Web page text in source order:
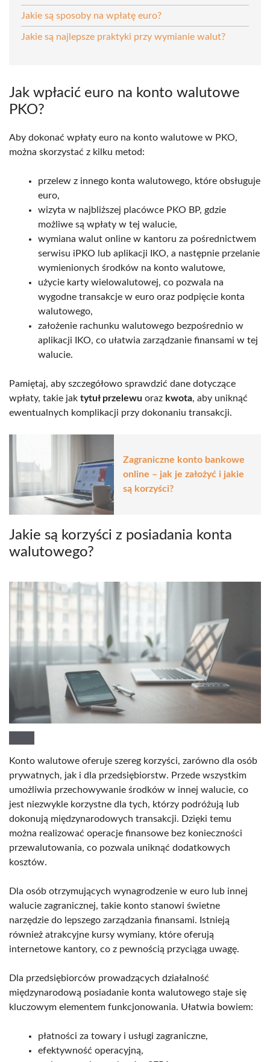
Jakie są sposoby na wpłatę euro?
Jakie są najlepsze praktyki przy wymianie walut?
Jak wpłacić euro na konto walutowe
PKO?
Aby dokonać wpłaty euro na konto walutowe w PKO,
można skorzystać z kilku metod:
przelew z innego konta walutowego, które obsługuje
euro,
wizyta w najbliższej placówce PKO BP, gdzie
możliwe są wpłaty w tej walucie,
wymiana walut online w kantoru za pośrednictwem
serwisu iPKO lub aplikacji IKO, a następnie przelanie
wymienionych środków na konto walutowe,
użycie karty wielowalutowej, co pozwala na
wygodne transakcje w euro oraz podpięcie konta
walutowego,
założenie rachunku walutowego bezpośrednio w
aplikacji IKO, co ułatwia zarządzanie finansami w tej
walucie.
Pamiętaj, aby szczegółowo sprawdzić dane dotyczące
wpłaty, takie jak tytuł przelewu oraz kwota, aby uniknąć
ewentualnych komplikacji przy dokonaniu transakcji.
Zagraniczne konto bankowe
online – jak je założyć i jakie
są korzyści?
Jakie są korzyści z posiadania konta
walutowego?
Konto walutowe oferuje szereg korzyści, zarówno dla osób
prywatnych, jak i dla przedsiębiorstw. Przede wszystkim
umożliwia przechowywanie środków w innej walucie, co
jest niezwykle korzystne dla tych, którzy podróżują lub
dokonują międzynarodowych transakcji. Dzięki temu
można realizować operacje finansowe bez konieczności
przewalutowania, co pozwala uniknąć dodatkowych
kosztów.
Dla osób otrzymujących wynagrodzenie w euro lub innej
walucie zagranicznej, takie konto stanowi świetne
narzędzie do lepszego zarządzania finansami. Istnieją
również atrakcyjne kursy wymiany, które oferują
internetowe kantory, co z pewnością przyciąga uwagę.
Dla przedsiębiorców prowadzących działalność
międzynarodową posiadanie konta walutowego staje się
kluczowym elementem funkcjonowania. Ułatwia bowiem:
płatności za towary i usługi zagraniczne,
efektywność operacyjną,